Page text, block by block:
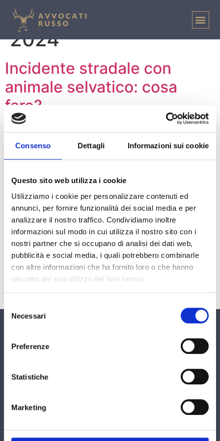
Consenso Dettagli Informazioni sui cookie
Questo sito web utilizza i cookie
Utilizziamo i cookie per personalizzare contenuti ed
annunci, per fornire funzionalità dei social media e per
analizzare il nostro traffico. Condividiamo inoltre
informazioni sul modo in cui utilizza il nostro sito con i
nostri partner che si occupano di analisi dei dati web,
pubblicità e social media, i quali potrebbero combinarle
con altre informazioni che ha fornito loro o che hanno
raccolto dal suo utilizzo dei loro servizi.
delNecessari
Preferenze
Statistiche
Marketing
Giorno:12 Marzo
2024
Incidente stradale con
animale selvatico: cosa
fare?
Tutto quello che devi sapere se hai fatto un incidente
contro un animale selvatico e come ottenere il
Studio Avvocati Russo
34170 Gorizia (GO), Italia